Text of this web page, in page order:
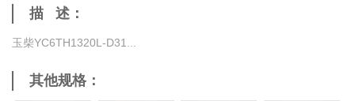
描 述：
玉柴YC6TH1320L-D31...
其他规格：